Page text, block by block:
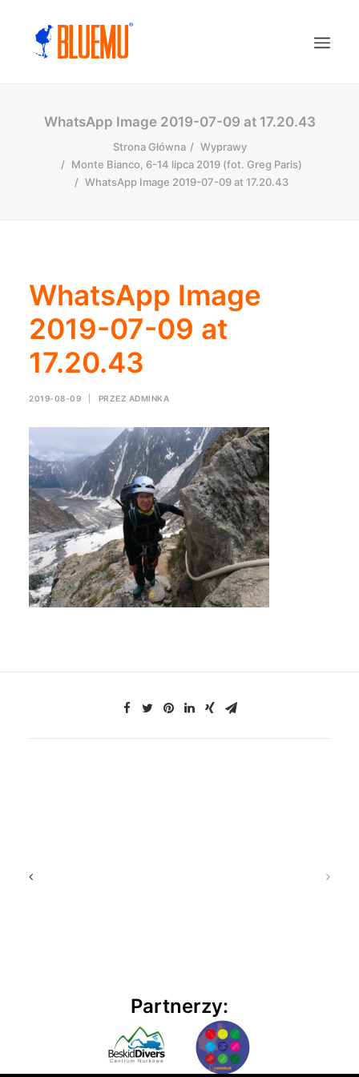
WhatsApp Image 2019-07-09 at 17.20.43
Strona Główna
Wyprawy
Monte Bianco, 6-14 lipca 2019 (fot. Greg Paris)
WhatsApp Image 2019-07-09 at 17.20.43
WhatsApp Image
2019-07-09 at
17.20.43
2019-08-09 PRZEZ ADMINKA
Partnerzy: